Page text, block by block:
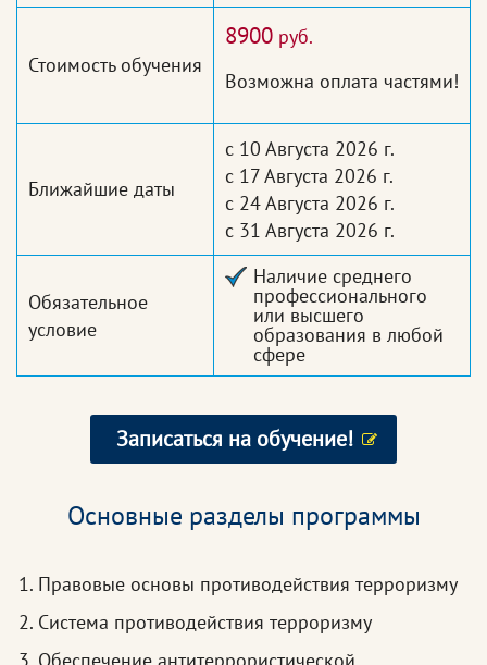
Стоимость обучения
8900 руб.
Возможна оплата частями!
Ближайшие даты
с 10 Августа 2026 г.
с 17 Августа 2026 г.
с 24 Августа 2026 г.
с 31 Августа 2026 г.
Обязательное
условие
Наличие среднего
профессионального
или высшего
образования в любой
сфере
Записаться на обучение!
Основные разделы программы
Правовые основы противодействия терроризму
Система противодействия терроризму